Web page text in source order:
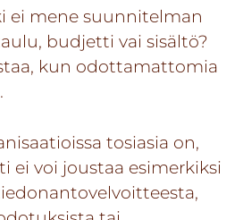
ei mene suunnitelman
budjetti vai sisältö?
kun odottamattomia
tosiasia on,
ei voi joustaa esimerkiksi